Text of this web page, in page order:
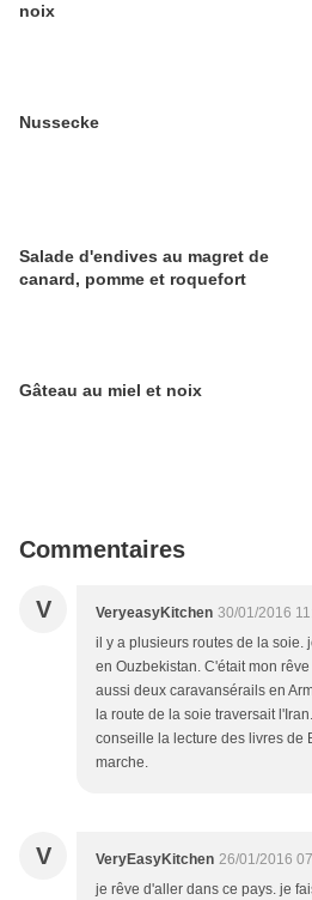
noix
Nussecke
Salade d'endives au magret de
canard, pomme et roquefort
Gâteau au miel et noix
Commentaires
V VeryeasyKitchen 30/01/2016
il y a plusieurs routes de la soie.
en Ouzbekistan. C'était mon
aussi deux caravansérails en
la route de la soie traversait
conseille la lecture des livres de
marche.
V VeryEasyKitchen 26/01/2016
je rêve d'aller dans ce pays. je